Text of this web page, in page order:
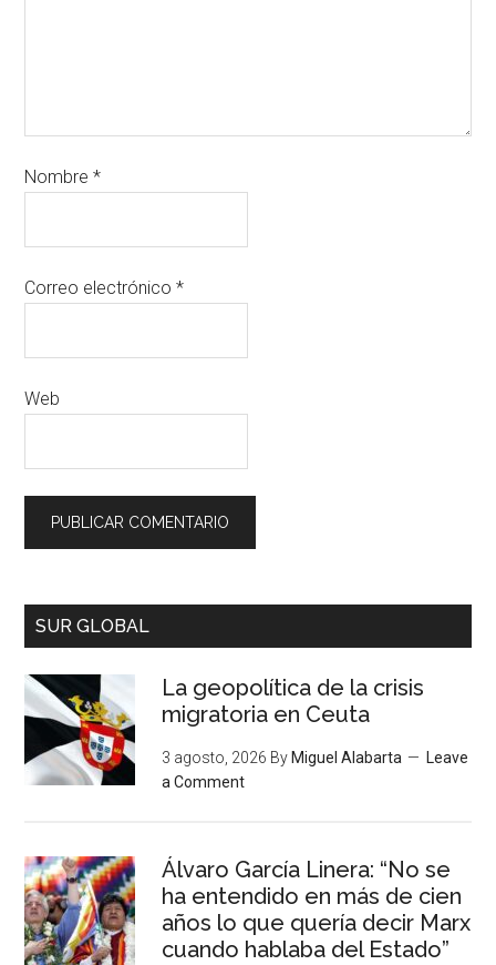
Nombre*
Correo electrónico*
Web
SUR GLOBAL
La geopolítica de la crisis
migratoria en Ceuta
3 agosto, 2026 By Miguel Alabarta
Leave
a Comment
Álvaro García Linera: “No se
ha entendido en más de cien
años lo que quería decir Marx
cuando hablaba del Estado”